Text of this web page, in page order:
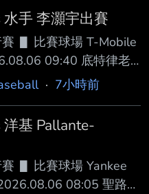
手 李灝宇出賽
▋ 比賽球場 T-Mobile
09:40 底特律老
HR RBI SB BB
Torres (R) 2B .267
３.Dillon Dingler (R)
24
· 7小時前
洋基 Pallante-
▋ 比賽球場 Yankee
08:05 聖路易